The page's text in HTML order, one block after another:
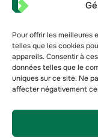
Pour offrir les meilleures
telles que les cookies
appareils. Consentir à
données telles que le
uniques sur ce site. Ne
affecter négativement
© 2026 Bueno. Tous